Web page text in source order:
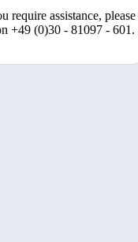
require assistance, please
+49 (0)30 - 81097 - 601.